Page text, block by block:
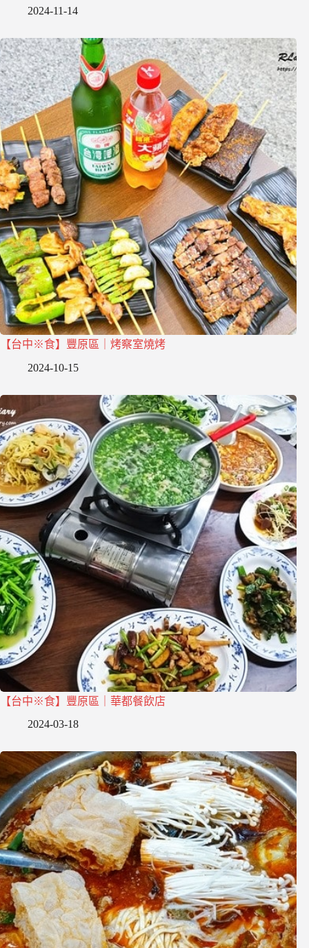
2024-11-14
【台中※食】豐原區｜烤察室燒烤
2024-10-15
【台中※食】豐原區｜華都餐飲店
2024-03-18